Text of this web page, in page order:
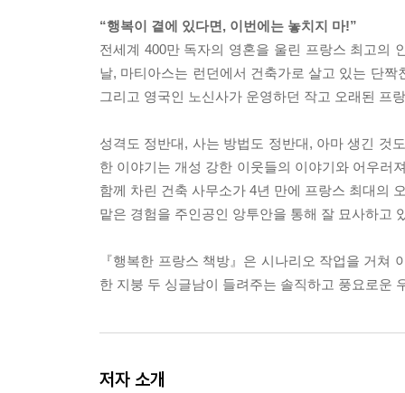
“행복이 곁에 있다면, 이번에는 놓치지 마!”
전세계 400만 독자의 영혼을 울린 프랑스 최고의
날, 마티아스는 런던에서 건축가로 살고 있는 단
그리고 영국인 노신사가 운영하던 작고 오래된 프
성격도 정반대, 사는 방법도 정반대, 아마 생긴 것
한 이야기는 개성 강한 이웃들의 이야기와 어우러
함께 차린 건축 사무소가 4년 만에 프랑스 최대의
맡은 경험을 주인공인 앙투안을 통해 잘 묘사하고
『행복한 프랑스 책방』은 시나리오 작업을 거쳐
한 지붕 두 싱글남이 들려주는 솔직하고 풍요로운
저자 소개